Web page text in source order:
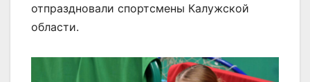
отпраздновали спортсмены Калужской
области.